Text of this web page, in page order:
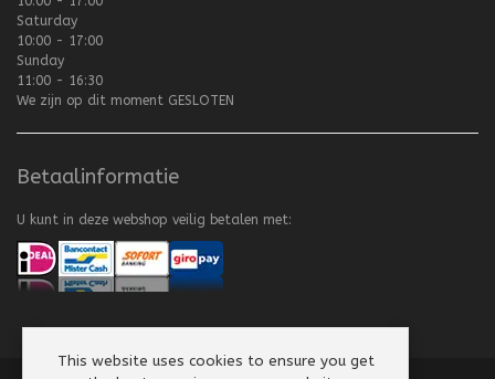
Saturday
10:00 - 17:00
Sunday
11:00 - 16:30
We zijn op dit moment GESLOTEN
Betaalinformatie
U kunt in deze webshop veilig betalen met:
This website uses cookies to ensure you get